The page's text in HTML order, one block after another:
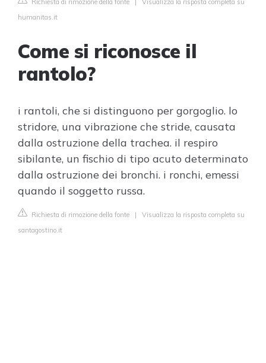
Richiesta di rimozione della fonte | Visualizza la risposta completa su
humanitas.it
Come si riconosce il
rantolo?
i rantoli, che si distinguono per gorgoglio. lo
stridore, una vibrazione che stride, causata
dalla ostruzione della trachea. il respiro
sibilante, un fischio di tipo acuto determinato
dalla ostruzione dei bronchi. i ronchi, emessi
quando il soggetto russa.
Richiesta di rimozione della fonte | Visualizza la risposta completa su
santagostino.it